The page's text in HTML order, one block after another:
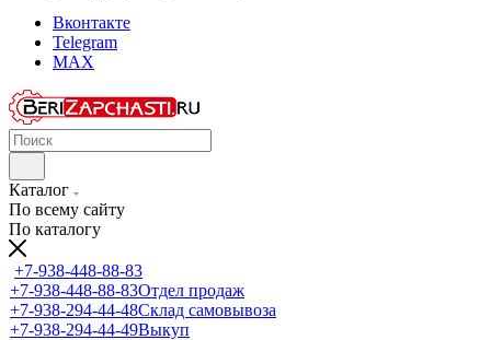
Вконтакте
Telegram
MAX
Каталог
По всему сайту
По каталогу
+7-938-448-88-83
+7-938-448-88-83Отдел продаж
+7-938-294-44-48Склад самовывоза
+7-938-294-44-49Выкуп